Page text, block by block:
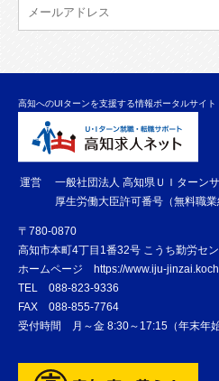
高知へのUIターンを支援する情報ポータルサイト
運営
一般社団法人 高知県ＵＩターン
厚生労働大臣許可番号（無料職
〒780-0870
高知市本町4丁目1番32号 こうち勤労セ
ホームページ https://www.iju-
TEL 088-823-9336
FAX 088-855-7764
受付時間 月～金 8:30～17:15（年末年始